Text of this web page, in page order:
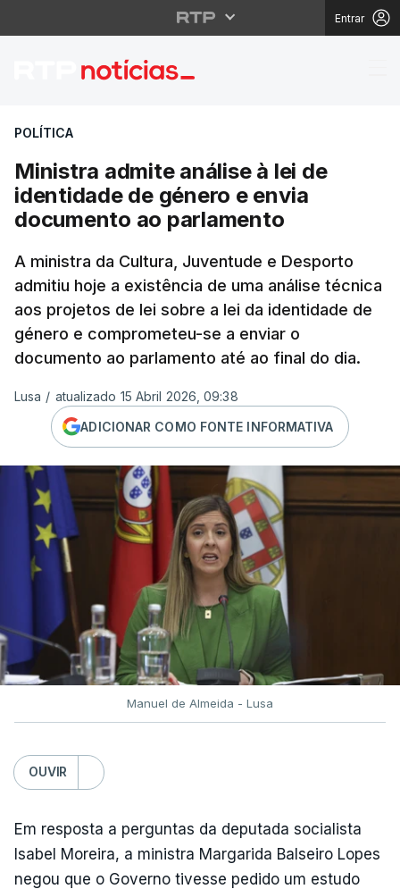
Entrar
Ministra admite
POLÍTICA
Ministra admite análise à lei de
identidade de género e envia
documento ao parlamento
A ministra da Cultura, Juventude e Desporto
admitiu hoje a existência de uma análise técnica
aos projetos de lei sobre a lei da identidade de
género e comprometeu-se a enviar o
documento ao parlamento até ao final do dia.
Lusa / atualizado 15 Abril 2026, 09:38
ADICIONAR COMO FONTE INFORMATIVA
Manuel de Almeida - Lusa
OUVIR
Em resposta a perguntas da deputada socialista
Isabel Moreira, a ministra Margarida Balseiro Lopes
negou que o Governo tivesse pedido um estudo